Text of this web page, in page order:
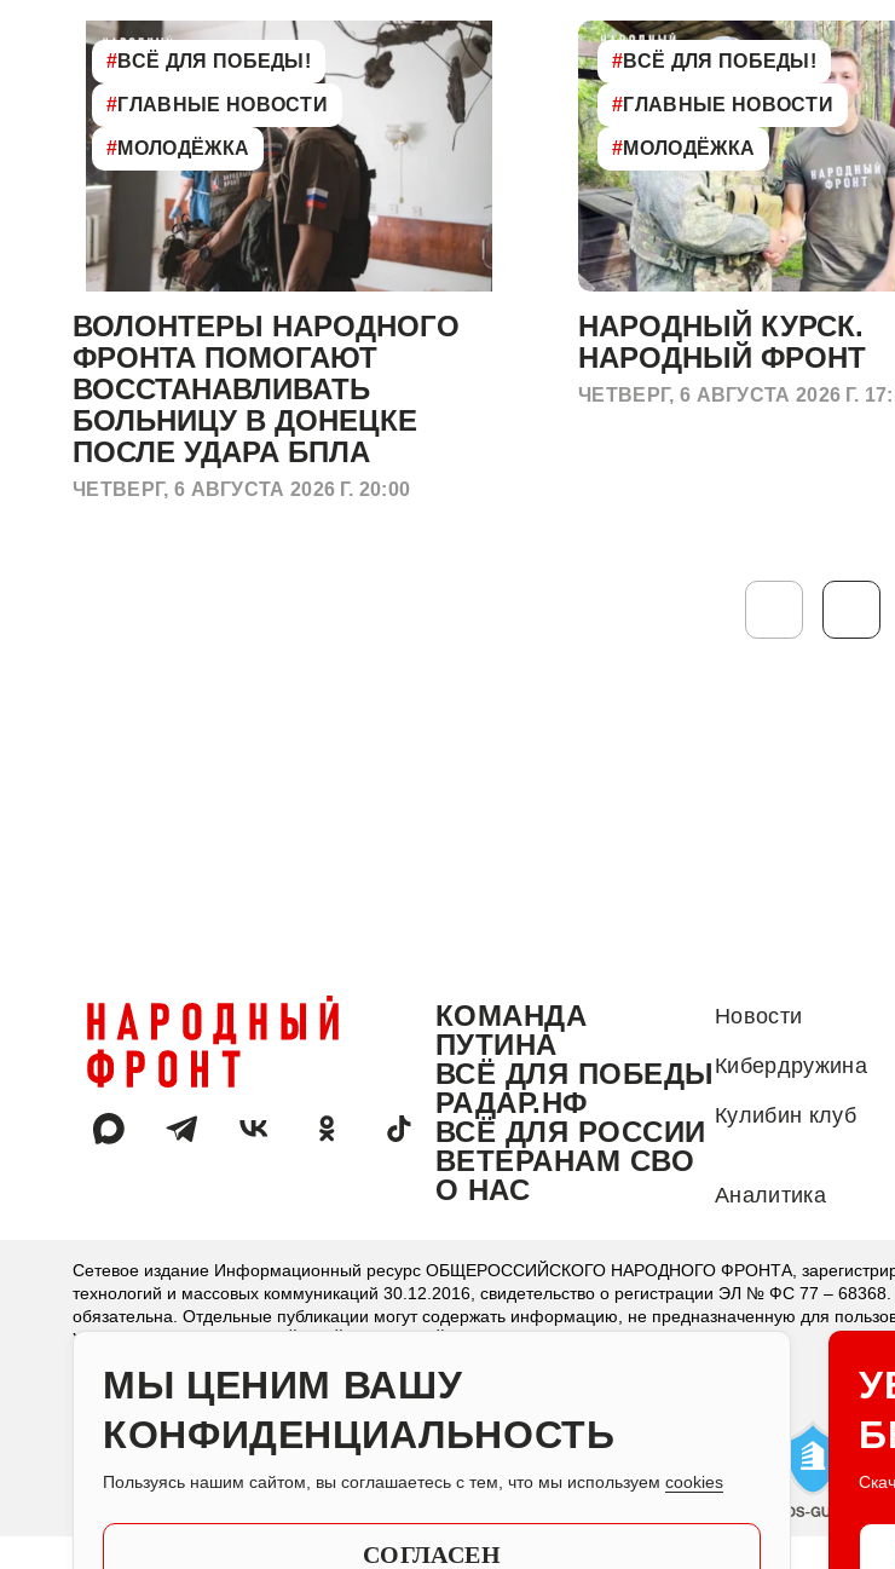
#ВСЁ ДЛЯ ПОБЕДЫ!
#ГЛАВНЫЕ НОВОСТИ
#МОЛОДЁЖКА
ВОЛОНТЕРЫ НАРОДНОГО
ФРОНТА ПОМОГАЮТ
ВОССТАНАВЛИВАТЬ
БОЛЬНИЦУ В ДОНЕЦКЕ
ПОСЛЕ УДАРА БПЛА
ЧЕТВЕРГ, 6 АВГУСТА 2026 Г. 20:00
#ВСЁ ДЛЯ ПОБЕДЫ!
#ГЛАВНЫЕ НОВОСТИ
#МОЛОДЁЖКА
НАРОДНЫЙ КУРСК.
НАРОДНЫЙ ФРОНТ
ЧЕТВЕРГ, 6 АВГУСТА 2026 Г.
КОМАНДА
ПУТИНА
ВСЁ ДЛЯ ПОБЕДЫ
РАДАР.НФ
ВСЁ ДЛЯ РОССИИ
ВЕТЕРАНАМ СВО
О НАС
Новости
Кибердружина
Кулибин клуб
Аналитика
Сетевое издание Информационный ресурс ОБЩЕРОССИЙСКОГО НАРОДНОГО ФРОНТА,
технологий и массовых коммуникаций 30.12.2016, свидетельство о регистрации ЭЛ № ФС 77 –
обязательна. Отдельные публикации могут содержать информацию, не предназначенную для
Учредитель: ОБЩЕРОССИЙСКИЙ НАРОДНЫЙ ФРОНТ.
Адрес электронной почты редакции: press@onf.ru.
Номер телефона редакции: +7-495-981-56-99.
МЫ ЦЕНИМ ВАШУ
КОНФИДЕНЦИАЛЬНОСТЬ
Пользуясь нашим сайтом, вы соглашаетесь с тем, что мы используем cookies
СОГЛАСЕН